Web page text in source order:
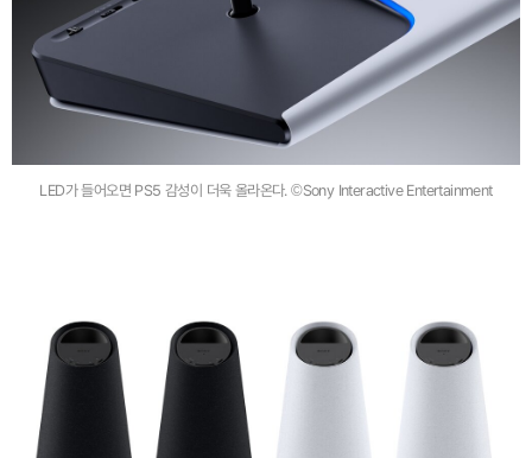
LED가 들어오면 PS5 감성이 더욱 올라온다. ©Sony Interactive Entertainment